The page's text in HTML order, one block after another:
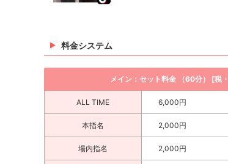
料金システム
メイン：セット料金 （60分） [税
ALL TIME 6,000円
本指名 2,000円
場内指名 2,000円